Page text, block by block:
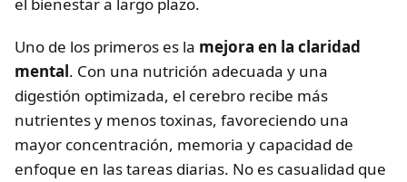
Uno de los primeros es la mejora en la claridad
mental. Con una nutrición adecuada y una
digestión optimizada, el cerebro recibe más
nutrientes y menos toxinas, favoreciendo una
mayor concentración, memoria y capacidad de
enfoque en las tareas diarias. No es casualidad que